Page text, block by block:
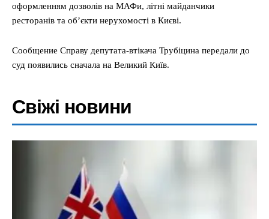
оформленням дозволів на МАФи, літні майданчики
ресторанів та об’єкти нерухомості в Києві.
Сообщение Справу депутата-втікача Трубіцина передали до
суд появились сначала на Великий Київ.
Свіжі новини